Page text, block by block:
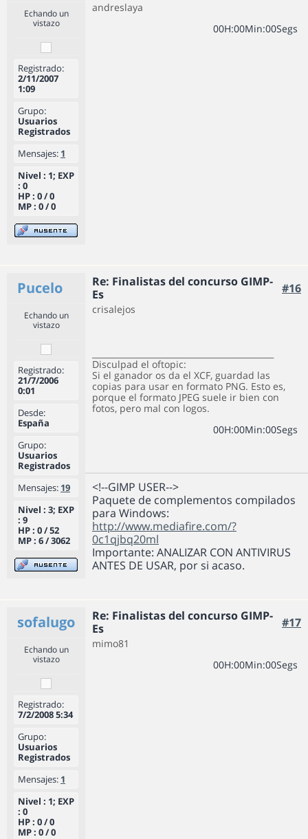
Echando un
vistazo
Registrado:
2/11/2007
1:09
Grupo:
Usuarios
Registrados
Mensajes: 1
Nivel : 1; EXP
: 0
HP : 0 / 0
MP : 0 / 0
andreslaya
00H:00Min:00Segs
Pucelo
Re: Finalistas del concurso GIMP-
Es
#16
Echando un
vistazo
Registrado:
21/7/2006
0:01
Desde:
España
Grupo:
Usuarios
Registrados
Mensajes: 19
Nivel : 3; EXP
: 9
HP : 0 / 52
MP : 6 / 3062
crisalejos
Disculpad el oftopic:
Si el ganador os da el XCF, guardad las
copias para usar en formato PNG. Esto es,
porque el formato JPEG suele ir bien con
fotos, pero mal con logos.
00H:00Min:00Segs
<!--GIMP USER-->
Paquete de complementos compilados
para Windows:
http://www.mediafire.com/?
0c1qjbq20ml
Importante: ANALIZAR CON ANTIVIRUS
ANTES DE USAR, por si acaso.
sofalugo
Re: Finalistas del concurso GIMP-
Es
#17
Echando un
vistazo
Registrado:
7/2/2008 5:34
Grupo:
Usuarios
Registrados
Mensajes: 1
Nivel : 1; EXP
: 0
HP : 0 / 0
MP : 0 / 0
mimo81
00H:00Min:00Segs